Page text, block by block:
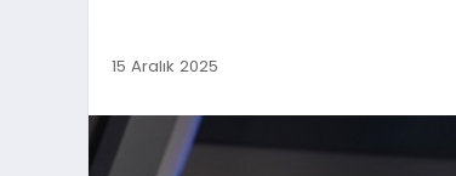
15 Aralık 2025